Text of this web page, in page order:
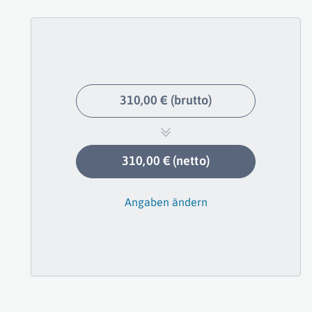
310,00 € (brutto)
310,00 € (netto)
Angaben ändern